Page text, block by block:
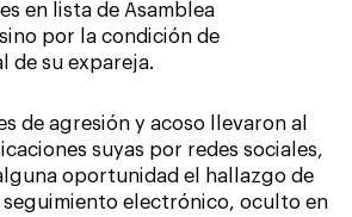
en lista de Asamblea
por la condición de
de su expareja.
de agresión y acoso llevaron al
suyas por redes sociales,
oportunidad el hallazgo de
seguimiento electrónico, oculto en